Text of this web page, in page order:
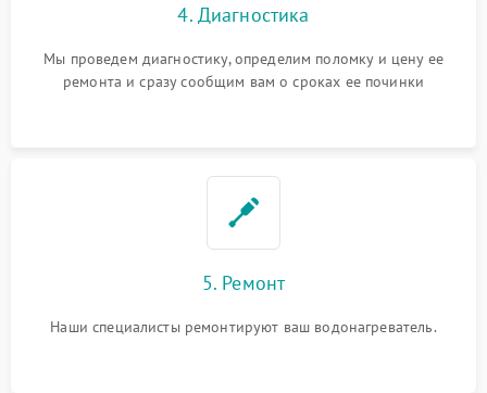
4. Диагностика
Мы проведем диагностику, определим поломку и цену ее
ремонта и сразу сообщим вам о сроках ее починки
5. Ремонт
Наши специалисты ремонтируют ваш водонагреватель.